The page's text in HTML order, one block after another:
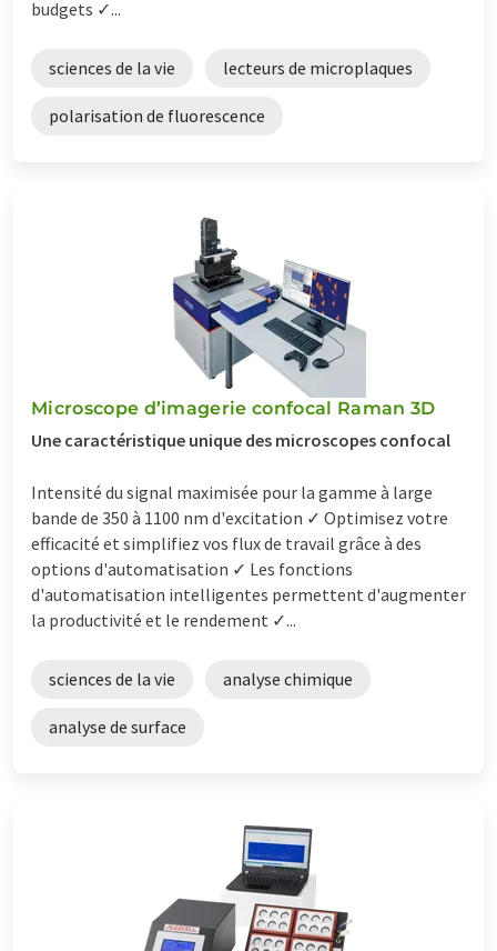
budgets ✓...
sciences de la vie lecteurs de microplaques
polarisation de fluorescence
Microscope d’imagerie confocal Raman 3D
Une caractéristique unique des microscopes confocal
Intensité du signal maximisée pour la gamme à large
bande de 350 à 1100 nm d'excitation ✓ Optimisez votre
efficacité et simplifiez vos flux de travail grâce à des
options d'automatisation ✓ Les fonctions
d'automatisation intelligentes permettent d'augmenter
la productivité et le rendement ✓...
sciences de la vie analyse chimique
analyse de surface